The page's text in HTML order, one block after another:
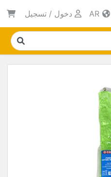
دخول / تسجيل